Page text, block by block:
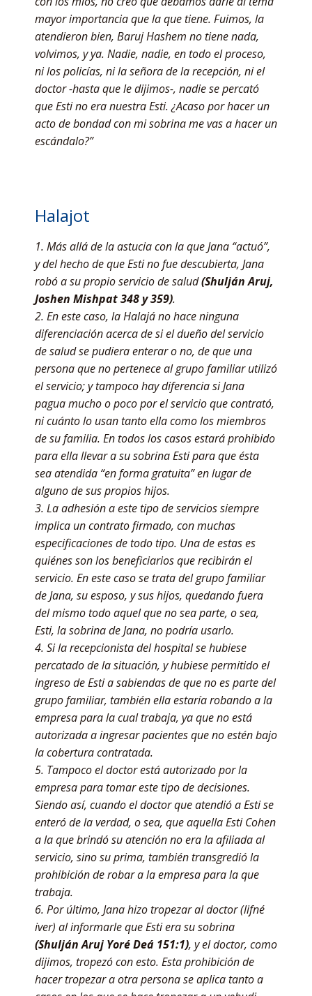
mayor importancia que la que tiene. Fuimos, la
atendieron bien, Baruj Hashem no tiene nada,
volvimos, y ya. Nadie, nadie, en todo el proceso,
ni los policías, ni la señora de la recepción, ni el
doctor -hasta que le dijimos-, nadie se percató
que Esti no era nuestra Esti. ¿Acaso por hacer un
acto de bondad con mi sobrina me vas a hacer un
escándalo?”
Halajot
1. Más allá de la astucia con la que Jana “actuó”,
y del hecho de que Esti no fue descubierta, Jana
robó a su propio servicio de salud(Shulján Aruj,
Joshen Mishpat 348 y 359).
2. En este caso, la Halajá no hace ninguna
diferenciación acerca de si el dueño del servicio
de salud se pudiera enterar o no, de que una
persona que no pertenece al grupo familiar utilizó
el servicio; y tampoco hay diferencia si Jana
pagua mucho o poco por el servicio que contrató,
ni cuánto lo usan tanto ella como los miembros
de su familia. En todos los casos estará prohibido
para ella llevar a su sobrina Esti para que ésta
sea atendida “en forma gratuita” en lugar de
alguno de sus propios hijos.
3. La adhesión a este tipo de servicios siempre
implica un contrato firmado, con muchas
especificaciones de todo tipo. Una de estas es
quiénes son los beneficiarios que recibirán el
servicio. En este caso se trata del grupo familiar
de Jana, su esposo, y sus hijos, quedando fuera
del mismo todo aquel que no sea parte, o sea,
Esti, la sobrina de Jana, no podría usarlo.
4. Si la recepcionista del hospital se hubiese
percatado de la situación, y hubiese permitido el
ingreso de Esti a sabiendas de que no es parte del
grupo familiar, también ella estaría robando a la
empresa para la cual trabaja, ya que no está
autorizada a ingresar pacientes que no estén bajo
la cobertura contratada.
5. Tampoco el doctor está autorizado por la
empresa para tomar este tipo de decisiones.
Siendo así, cuando el doctor que atendió a Esti se
enteró de la verdad, o sea, que aquella Esti Cohen
a la que brindó su atención no era la afiliada al
servicio, sino su prima, también transgredió la
prohibición de robar a la empresa para la que
trabaja.
6. Por último, Jana hizo tropezar al doctor (lifné
iver) al informarle que Esti era su sobrina
(Shulján Aruj Yoré Deá 151:1), y el doctor, como
dijimos, tropezó con esto. Esta prohibición de
hacer tropezar a otra persona se aplica tanto a